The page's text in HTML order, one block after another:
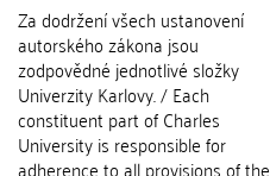
Za dodržení všech ustanovení
autorského zákona jsou
zodpovědné jednotlivé složky
Univerzity Karlovy. / Each
constituent part of Charles
University is responsible for
adherence to all provisions of the